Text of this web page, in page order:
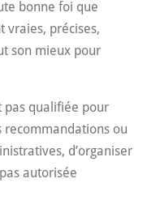
bonne foi que
vraies, précises,
son mieux pour
pas qualifiée pour
recommandations ou
d’organiser
autorisée